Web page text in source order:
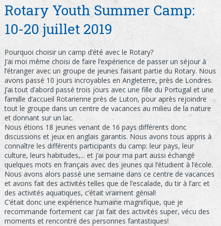
Rotary Youth Summer Camp:
10-20 juillet 2019
Pourquoi choisir un camp d’été avec le Rotary?
J’ai moi même choisi de faire l’expérience de passer un séjour à
l’étranger avec un groupe de jeunes faisant partie du Rotary. Nous
avons passé 10 jours incroyables en Angleterre, près de Londres.
J’ai tout d’abord passé trois jours avec une fille du Portugal et une
famille d’accueil Rotarienne près de Luton, pour après rejoindre
tout le groupe dans un centre de vacances au milieu de la nature
et donnant sur un lac.
Nous étions 18 jeunes venant de 16 pays différents donc
discussions et jeux en anglais garantis. Nous avons tous appris à
connaître les différents participants du camp: leur pays, leur
culture, leurs habitudes,... et j’ai pour ma part aussi échangé
quelques mots en français avec des jeunes qui l’étudient à l’école.
Nous avons alors passé une semaine dans ce centre de vacances
et avons fait des activités telles que de l’escalade, du tir à l’arc et
des activités aquatiques, c’était vraiment génial!
C’était donc une expérience humaine magnifique, que je
recommande fortement car j’ai fait des activités super, vécu des
moments et rencontré des personnes fantastiques!